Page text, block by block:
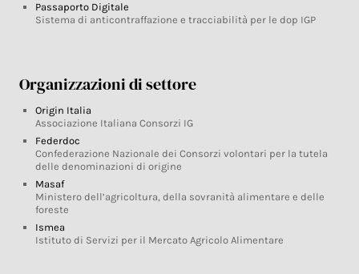
Passaporto Digitale
Sistema di anticontraffazione e tracciabilità per le dop IGP
Organizzazioni di settore
Origin Italia
Associazione Italiana Consorzi IG
Federdoc
Confederazione Nazionale dei Consorzi volontari per la tutela
delle denominazioni di origine
Masaf
Ministero dell’agricoltura, della sovranità alimentare e delle
foreste
Ismea
Istituto di Servizi per il Mercato Agricolo Alimentare